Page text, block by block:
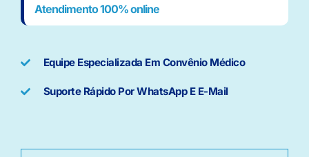
Atendimento 100% online
Equipe Especializada Em Convênio Médico
Suporte Rápido Por WhatsApp E E-Mail